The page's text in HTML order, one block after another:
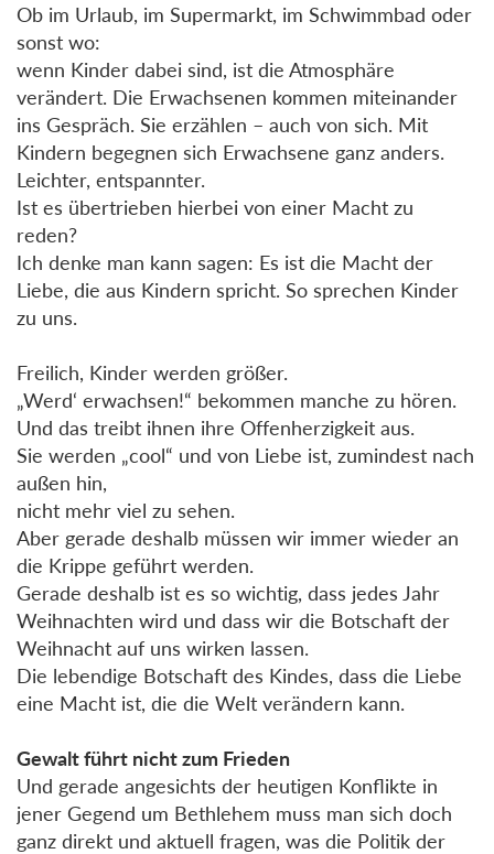
Ob im Urlaub, im Supermarkt, im Schwimmbad oder
sonst wo:
wenn Kinder dabei sind, ist die Atmosphäre
verändert. Die Erwachsenen kommen miteinander
ins Gespräch. Sie erzählen – auch von sich. Mit
Kindern begegnen sich Erwachsene ganz anders.
Leichter, entspannter.
Ist es übertrieben hierbei von einer Macht zu
reden?
Ich denke man kann sagen: Es ist die Macht der
Liebe, die aus Kindern spricht. So sprechen Kinder
zu uns.
Freilich, Kinder werden größer.
„Werd‘ erwachsen!“ bekommen manche zu hören.
Und das treibt ihnen ihre Offenherzigkeit aus.
Sie werden „cool“ und von Liebe ist, zumindest nach
außen hin,
nicht mehr viel zu sehen.
Aber gerade deshalb müssen wir immer wieder an
die Krippe geführt werden.
Gerade deshalb ist es so wichtig, dass jedes Jahr
Weihnachten wird und dass wir die Botschaft der
Weihnacht auf uns wirken lassen.
Die lebendige Botschaft des Kindes, dass die Liebe
eine Macht ist, die die Welt verändern kann.
Gewalt führt nicht zum Frieden
Und gerade angesichts der heutigen Konflikte in
jener Gegend um Bethlehem muss man sich doch
ganz direkt und aktuell fragen, was die Politik der